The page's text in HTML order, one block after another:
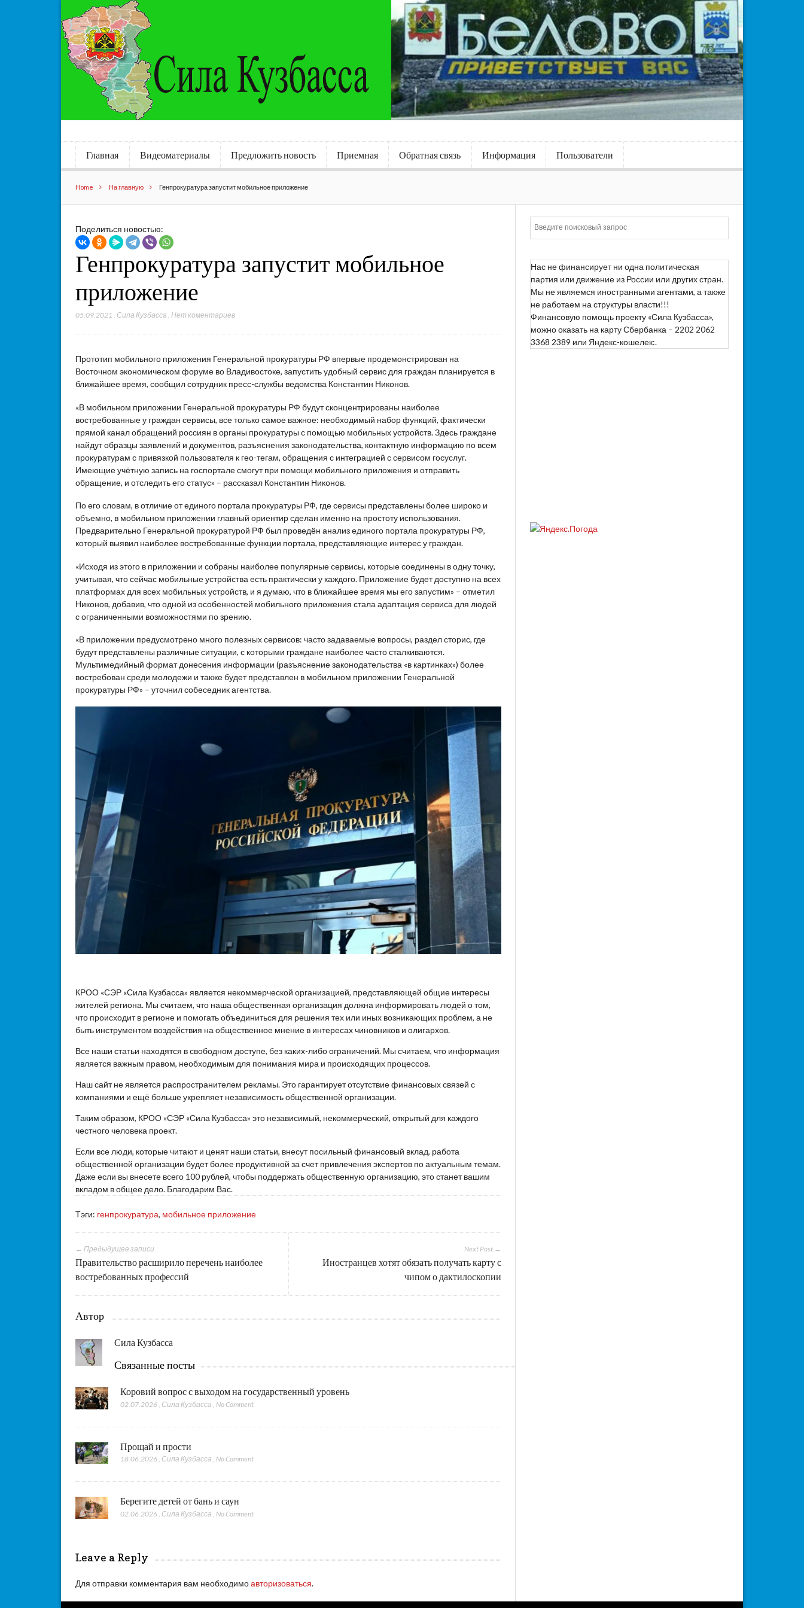
Главная Видеоматериалы Предложить новость Приемная Обратная связь Информация Пользователи
Home На главную Генпрокуратура запустит мобильное приложение
Поделиться новостью:
Генпрокуратура запустит мобильное
приложение
05.09.2021 Сила Кузбасса ,Нет коментариев
Прототип мобильного приложения Генеральной прокуратуры РФ впервые продемонстрирован на
Восточном экономическом форуме во Владивостоке, запустить удобный сервис для граждан планируется в
ближайшее время, сообщил сотрудник пресс-службы ведомства Константин Никонов.
«В мобильном приложении Генеральной прокуратуры РФ будут сконцентрированы наиболее
востребованные у граждан сервисы, все только самое важное: необходимый набор функций, фактически
прямой канал обращений россиян в органы прокуратуры с помощью мобильных устройств. Здесь граждане
найдут образцы заявлений и документов, разъяснения законодательства, контактную информацию по всем
прокуратурам с привязкой пользователя к гео-тегам, обращения с интеграцией с сервисом госуслуг.
Имеющие учётную запись на госпортале смогут при помощи мобильного приложения и отправить
обращение, и отследить его статус» – рассказал Константин Никонов.
По его словам, в отличие от единого портала прокуратуры РФ, где сервисы представлены более широко и
объемно, в мобильном приложении главный ориентир сделан именно на простоту использования.
Предварительно Генеральной прокуратурой РФ был проведён анализ единого портала прокуратуры РФ,
который выявил наиболее востребованные функции портала, представляющие интерес у граждан.
«Исходя из этого в приложении и собраны наиболее популярные сервисы, которые соединены в одну точку,
учитывая, что сейчас мобильные устройства есть практически у каждого. Приложение будет доступно на всех
платформах для всех мобильных устройств, и я думаю, что в ближайшее время мы его запустим» – отметил
Никонов, добавив, что одной из особенностей мобильного приложения стала адаптация сервиса для людей
с ограниченными возможностями по зрению.
«В приложении предусмотрено много полезных сервисов: часто задаваемые вопросы, раздел сторис, где
будут представлены различные ситуации, с которыми граждане наиболее часто сталкиваются.
Мультимедийный формат донесения информации (разъяснение законодательства «в картинках») более
востребован среди молодежи и также будет представлен в мобильном приложении Генеральной
прокуратуры РФ» – уточнил собеседник агентства.
КРОО «СЭР «Сила Кузбасса» является некоммерческой организацией, представляющей общие интересы
жителей региона. Мы считаем, что наша общественная организация должна информировать людей о том,
что происходит в регионе и помогать объединиться для решения тех или иных возникающих проблем, а не
быть инструментом воздействия на общественное мнение в интересах чиновников и олигархов.
Все наши статьи находятся в свободном доступе, без каких-либо ограничений. Мы считаем, что информация
является важным правом, необходимым для понимания мира и происходящих процессов.
Наш сайт не является распространителем рекламы. Это гарантирует отсутствие финансовых связей с
компаниями и ещё больше укрепляет независимость общественной организации.
Таким образом, КРОО «СЭР «Сила Кузбасса» это независимый, некоммерческий, открытый для каждого
честного человека проект.
Если все люди, которые читают и ценят наши статьи, внесут посильный финансовый вклад, работа
общественной организации будет более продуктивной за счет привлечения экспертов по актуальным темам.
Даже если вы внесете всего 100 рублей, чтобы поддержать общественную организацию, это станет вашим
вкладом в общее дело. Благодарим Вас.
Тэги: генпрокуратура, мобильное приложение
Next Post →
Иностранцев хотят обязать получать карту с
чипом о дактилоскопии
← Предыдущее записи
Правительство расширило перечень наиболее
востребованных профессий
Автор
Сила Кузбасса
Связанные посты
Коровий вопрос с выходом на государственный уровень
02.07.2026 Сила Кузбасса No Comment
Прощай и прости
18.06.2026 , Сила Кузбасса ,No Comment
Берегите детей от бань и саун
02.06.2026 , Сила Кузбасса ,No Comment
Leave a Reply
Для отправки комментария вам необходимоавторизоваться.
Нас не финансирует ни одна политическая
партия или движение из России или других стран.
Мы не являемся иностранными агентами, а также
не работаем на структуры власти!!!
Финансовую помощь проекту «Сила Кузбасса»,
можно оказать на карту Сбербанка – 2202 2062
3368 2389 или Яндекс-кошелек:.